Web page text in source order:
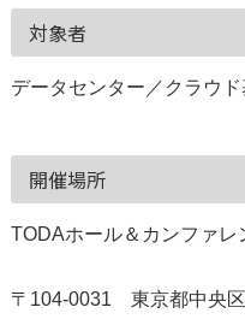
対象者
データセンター／クラウ
開催場所
TODAホール＆カンファレ
〒104-0031 東京都中央